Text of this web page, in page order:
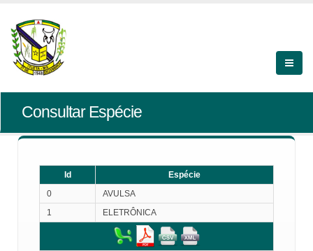
Consultar Espécie
Id
Espécie
0
AVULSA
1
ELETRÔNICA